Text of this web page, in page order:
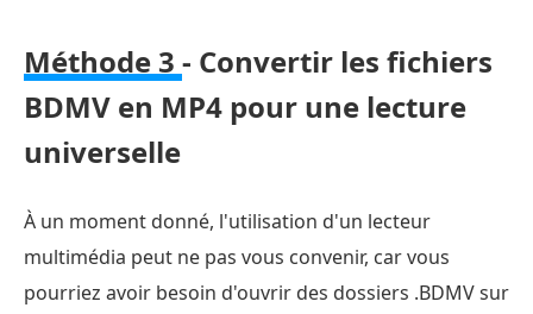
Méthode 3 - Convertir les fichiers
BDMV en MP4 pour une lecture
universelle
À un moment donné, l'utilisation d'un lecteur
multimédia peut ne pas vous convenir, car vous
pourriez avoir besoin d'ouvrir des dossiers .BDMV sur